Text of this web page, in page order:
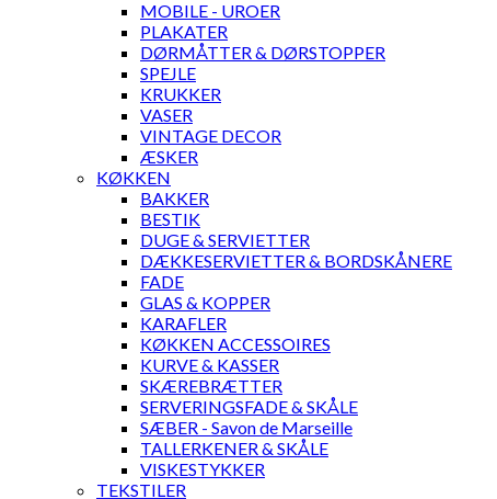
MOBILE - UROER
PLAKATER
DØRMÅTTER & DØRSTOPPER
SPEJLE
KRUKKER
VASER
VINTAGE DECOR
ÆSKER
KØKKEN
BAKKER
BESTIK
DUGE & SERVIETTER
DÆKKESERVIETTER & BORDSKÅNERE
FADE
GLAS & KOPPER
KARAFLER
KØKKEN ACCESSOIRES
KURVE & KASSER
SKÆREBRÆTTER
SERVERINGSFADE & SKÅLE
SÆBER - Savon de Marseille
TALLERKENER & SKÅLE
VISKESTYKKER
TEKSTILER